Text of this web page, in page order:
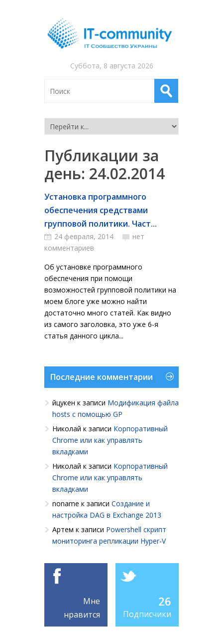
Суббота, 8 августа 2026
Публикации за
день: 24.02.2014
Установка программного
обеспечения средствами
групповой политики. Част...
24 февраля, 2014
нет
комментариев
Об установке программного
обеспечения при помощи
возможностей групповой политики на
моем блоге уже можно найти
достаточно много статей. Как видно
из самого заголовка, это уже 6-я
статья данного цикла...
Последние комментарии
йцукен к записи Модификация файла
hosts с помощью GP
Николай к записи Корпоративный
Chrome или как управлять
вкладками
Николай к записи Корпоративный
Chrome или как управлять
вкладками
noname к записи Создание и
настройка DAG в Exchange 2013
Артем к записи Powershell cкрипт
мониторинга репликации Hyper-V
Мне
нравится
26
Подписчики